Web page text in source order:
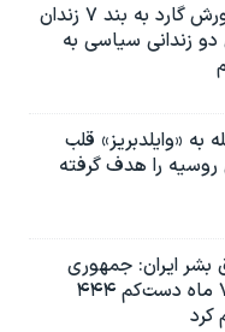
گزارش‌ها از یورش گارد به بند ۷ زندان
دو زندانی سیاسی به
به «وایلدبریز» قلب
روسیه را هدف گرفته
بشر ایران: جمهوری
اسلامی طی ۷ ماه دست‌کم ۴۴۴
کرد